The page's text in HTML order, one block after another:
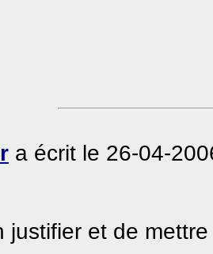
a écrit le 26-04-
justifier et de